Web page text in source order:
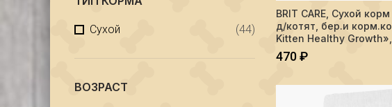
Сухой (44)
ВОЗРАСТ
Количество BRIT CARE,
В
BRIT CARE, Сухой
д/котят, бер.и
Kitten Healthy
470₽